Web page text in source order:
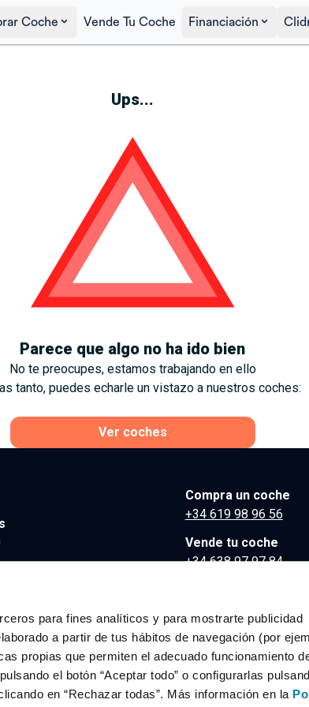
para fines analíticos y para mostrarte publicidad
a partir de tus hábitos de navegación (por
propias que permiten el adecuado funcionamiento
el botón “Aceptar todo” o configurarlas
en “Rechazar todas”. Más información en la
Coche Vende Tu Coche Financiación
Ups...
Parece que algo no ha ido bien
No te preocupes, estamos trabajando en ello
tanto, puedes echarle un vistazo a nuestros coches:
Ver coches
Compra un coche
+34 619 98 96 56
Vende tu coche
+34 638 97 97 84
reservados.